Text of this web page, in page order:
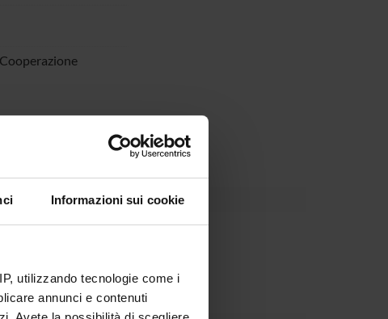
Informazioni sui cookie
utilizzando tecnologie come i
annunci e contenuti
di valorizzazione del territorio